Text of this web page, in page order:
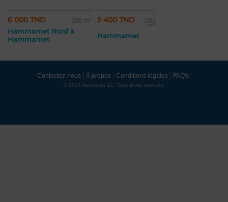
6 000 TND 290 m²
Hammamet Nord à
Hammamet
5 400 TND 500
m²
Hammamet
Contactez-nous À propos Conditions légales FAQ's
© 2026 Mubawab SL. Tous droits réservés.